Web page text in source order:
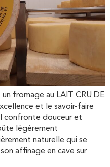
un fromage au LAIT CRU DE
et le savoir-faire
confronte douceur et
légèrement
naturelle qui se
affinage en cave sur